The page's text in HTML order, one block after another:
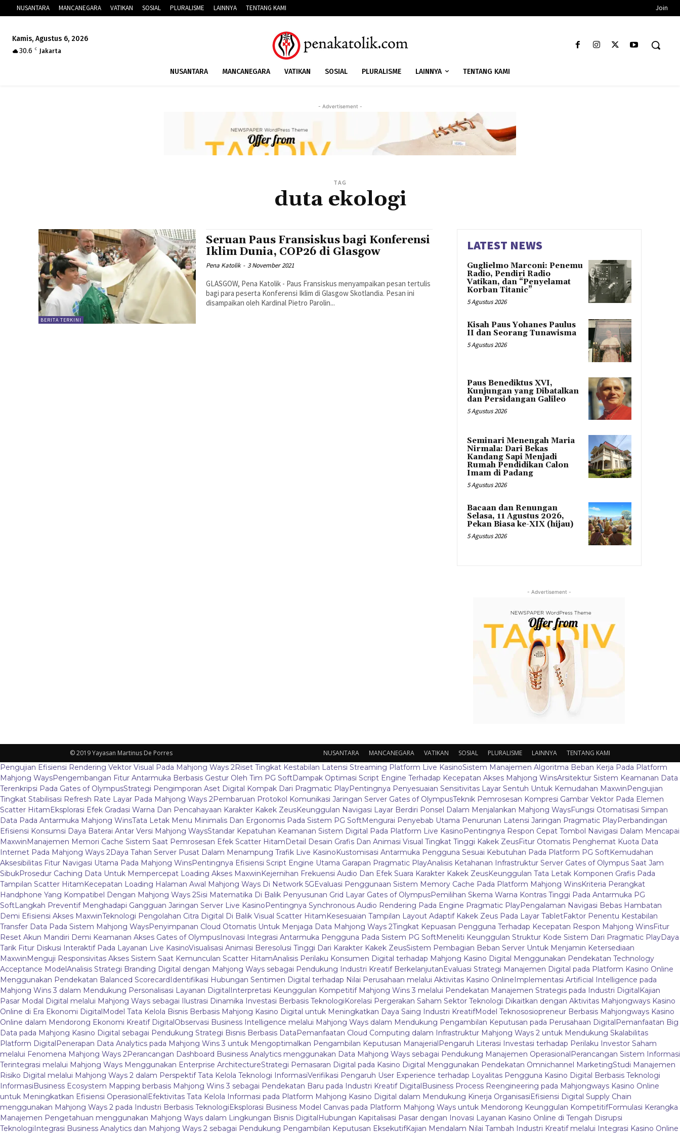
NUSANTARA MANCANEGARA VATIKAN SOSIAL PLURALISME LAINNYA TENTANG KAMI Join
Kamis, Agustus 6, 2026
30.6
C Jakarta
NUSANTARA MANCANEGARA VATIKAN SOSIAL PLURALISME LAINNYA TENTANG KAMI
- Advertisement -
TAG
duta ekologi
BERITA TERKINI
Seruan Paus Fransiskus bagi Konferensi
Iklim Dunia, COP26 di Glasgow
Pena Katolik - 3 November 2021
GLASGOW, Pena Katolik - Paus Fransiskus menyampaikan pesan tertulis
bagi para peserta Konferensi Iklim di Glasgow Skotlandia. Pesan ini
disampaikan oleh Kardinal Pietro Parolin...
LATEST NEWS
Guglielmo Marconi: Penemu
Radio, Pendiri Radio
Vatikan, dan “Penyelamat
Korban Titanic”
5 Agustus 2026
Kisah Paus Yohanes Paulus
II dan Seorang Tunawisma
5 Agustus 2026
Paus Benediktus XVI,
Kunjungan yang Dibatalkan
dan Persidangan Galileo
5 Agustus 2026
Seminari Menengah Maria
Nirmala: Dari Bekas
Kandang Sapi Menjadi
Rumah Pendidikan Calon
Imam di Padang
5 Agustus 2026
Bacaan dan Renungan
Selasa, 11 Agustus 2026,
Pekan Biasa ke-XIX (hijau)
5 Agustus 2026
- Advertisement -
NUSANTARA MANCANEGARA VATIKAN SOSIAL PLURALISME LAINNYA TENTANG KAMI
© 2019 Yayasan Martinus De Porres
Pengujian Efisiensi Rendering Vektor Visual Pada Mahjong Ways 2Riset Tingkat Kestabilan Latensi Streaming Platform Live KasinoSistem Manajemen Algoritma Beban Kerja Pada Platform
Mahjong WaysPengembangan Fitur Antarmuka Berbasis Gestur Oleh Tim PG SoftDampak Optimasi Script Engine Terhadap Kecepatan Akses Mahjong WinsArsitektur Sistem Keamanan Data
Terenkripsi Pada Gates of OlympusStrategi Pengimporan Aset Digital Kompak Dari Pragmatic PlayPentingnya Penyesuaian Sensitivitas Layar Sentuh Untuk Kemudahan MaxwinPengujian
Tingkat Stabilisasi Refresh Rate Layar Pada Mahjong Ways 2Pembaruan Protokol Komunikasi Jaringan Server Gates of OlympusTeknik Pemrosesan Kompresi Gambar Vektor Pada Elemen
Scatter HitamEksplorasi Efek Gradasi Warna Dan Pencahayaan Karakter Kakek ZeusKeunggulan Navigasi Layar Berdiri Ponsel Dalam Menjalankan Mahjong WaysFungsi Otomatisasi Simpan
Data Pada Antarmuka Mahjong WinsTata Letak Menu Minimalis Dan Ergonomis Pada Sistem PG SoftMengurai Penyebab Utama Penurunan Latensi Jaringan Pragmatic PlayPerbandingan
Efisiensi Konsumsi Daya Baterai Antar Versi Mahjong WaysStandar Kepatuhan Keamanan Sistem Digital Pada Platform Live KasinoPentingnya Respon Cepat Tombol Navigasi Dalam Mencapai
MaxwinManajemen Memori Cache Sistem Saat Pemrosesan Efek Scatter HitamDetail Desain Grafis Dan Animasi Visual Tingkat Tinggi Kakek ZeusFitur Otomatis Penghemat Kuota Data
Internet Pada Mahjong Ways 2Daya Tahan Server Pusat Dalam Menampung Trafik Live KasinoKustomisasi Antarmuka Pengguna Sesuai Kebutuhan Pada Platform PG SoftKemudahan
Aksesibilitas Fitur Navigasi Utama Pada Mahjong WinsPentingnya Efisiensi Script Engine Utama Garapan Pragmatic PlayAnalisis Ketahanan Infrastruktur Server Gates of Olympus Saat Jam
SibukProsedur Caching Data Untuk Mempercepat Loading Akses MaxwinKejernihan Frekuensi Audio Dan Efek Suara Karakter Kakek ZeusKeunggulan Tata Letak Komponen Grafis Pada
Tampilan Scatter HitamKecepatan Loading Halaman Awal Mahjong Ways Di Network 5GEvaluasi Penggunaan Sistem Memory Cache Pada Platform Mahjong WinsKriteria Perangkat
Handphone Yang Kompatibel Dengan Mahjong Ways 2Sisi Matematika Di Balik Penyusunan Grid Layar Gates of OlympusPemilihan Skema Warna Kontras Tinggi Pada Antarmuka PG
SoftLangkah Preventif Menghadapi Gangguan Jaringan Server Live KasinoPentingnya Synchronous Audio Rendering Pada Engine Pragmatic PlayPengalaman Navigasi Bebas Hambatan
Demi Efisiensi Akses MaxwinTeknologi Pengolahan Citra Digital Di Balik Visual Scatter HitamKesesuaian Tampilan Layout Adaptif Kakek Zeus Pada Layar TabletFaktor Penentu Kestabilan
Transfer Data Pada Sistem Mahjong WaysPenyimpanan Cloud Otomatis Untuk Menjaga Data Mahjong Ways 2Tingkat Kepuasan Pengguna Terhadap Kecepatan Respon Mahjong WinsFitur
Reset Akun Mandiri Demi Keamanan Akses Gates of OlympusInovasi Integrasi Antarmuka Pengguna Pada Sistem PG SoftMeneliti Keunggulan Struktur Kode Sistem Dari Pragmatic PlayDaya
Tarik Fitur Diskusi Interaktif Pada Layanan Live KasinoVisualisasi Animasi Beresolusi Tinggi Dari Karakter Kakek ZeusSistem Pembagian Beban Server Untuk Menjamin Ketersediaan
MaxwinMenguji Responsivitas Akses Sistem Saat Kemunculan Scatter HitamAnalisis Perilaku Konsumen Digital terhadap Mahjong Kasino Digital Menggunakan Pendekatan Technology
Acceptance ModelAnalisis Strategi Branding Digital dengan Mahjong Ways sebagai Pendukung Industri Kreatif BerkelanjutanEvaluasi Strategi Manajemen Digital pada Platform Kasino Online
Menggunakan Pendekatan Balanced ScorecardIdentifikasi Hubungan Sentimen Digital terhadap Nilai Perusahaan melalui Aktivitas Kasino OnlineImplementasi Artificial Intelligence pada
Mahjong Wins 3 dalam Mendukung Personalisasi Layanan DigitalInterpretasi Keunggulan Kompetitif Mahjong Wins 3 melalui Pendekatan Manajemen Strategis pada Industri DigitalKajian
Pasar Modal Digital melalui Mahjong Ways sebagai Ilustrasi Dinamika Investasi Berbasis TeknologiKorelasi Pergerakan Saham Sektor Teknologi Dikaitkan dengan Aktivitas Mahjongways Kasino
Online di Era Ekonomi DigitalModel Tata Kelola Bisnis Berbasis Mahjong Kasino Digital untuk Meningkatkan Daya Saing Industri KreatifModel Teknososiopreneur Berbasis Mahjongways Kasino
Online dalam Mendorong Ekonomi Kreatif DigitalObservasi Business Intelligence melalui Mahjong Ways dalam Mendukung Pengambilan Keputusan pada Perusahaan DigitalPemanfaatan Big
Data pada Mahjong Kasino Digital sebagai Pendukung Strategi Bisnis Berbasis DataPemanfaatan Cloud Computing dalam Infrastruktur Mahjong Ways 2 untuk Mendukung Skalabilitas
Platform DigitalPenerapan Data Analytics pada Mahjong Wins 3 untuk Mengoptimalkan Pengambilan Keputusan ManajerialPengaruh Literasi Investasi terhadap Perilaku Investor Saham
melalui Fenomena Mahjong Ways 2Perancangan Dashboard Business Analytics menggunakan Data Mahjong Ways sebagai Pendukung Manajemen OperasionalPerancangan Sistem Informasi
Terintegrasi melalui Mahjong Ways Menggunakan Enterprise ArchitectureStrategi Pemasaran Digital pada Kasino Digital Menggunakan Pendekatan Omnichannel MarketingStudi Manajemen
Risiko Digital melalui Mahjong Ways 2 dalam Perspektif Tata Kelola Teknologi InformasiVerifikasi Pengaruh User Experience terhadap Loyalitas Pengguna Kasino Digital Berbasis Teknologi
InformasiBusiness Ecosystem Mapping berbasis Mahjong Wins 3 sebagai Pendekatan Baru pada Industri Kreatif DigitalBusiness Process Reengineering pada Mahjongways Kasino Online
untuk Meningkatkan Efisiensi OperasionalEfektivitas Tata Kelola Informasi pada Platform Mahjong Kasino Digital dalam Mendukung Kinerja OrganisasiEfisiensi Digital Supply Chain
menggunakan Mahjong Ways 2 pada Industri Berbasis TeknologiEksplorasi Business Model Canvas pada Platform Mahjong Ways untuk Mendorong Keunggulan KompetitifFormulasi Kerangka
Manajemen Pengetahuan menggunakan Mahjong Ways dalam Lingkungan Bisnis DigitalHubungan Kapitalisasi Pasar dengan Inovasi Layanan Kasino Online di Tengah Disrupsi
TeknologiIntegrasi Business Analytics dan Mahjong Ways 2 sebagai Pendukung Pengambilan Keputusan EksekutifKajian Mendalam Nilai Tambah Industri Kreatif melalui Integrasi Kasino Online